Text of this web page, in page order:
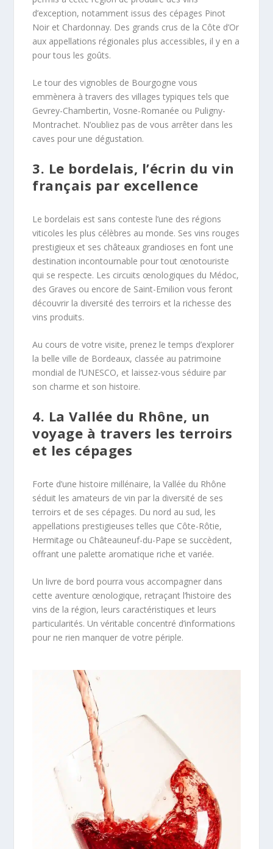
d’exception, notamment issus des cépages Pinot
Noir et Chardonnay. Des grands crus de la Côte d’Or
aux appellations régionales plus accessibles, il y en a
pour tous les goûts.
Le tour des vignobles de Bourgogne vous
emmènera à travers des villages typiques tels que
Gevrey-Chambertin, Vosne-Romanée ou Puligny-
Montrachet. N’oubliez pas de vous arrêter dans les
caves pour une dégustation.
3. Le bordelais, l’écrin du vin
français par excellence
Le bordelais est sans conteste l’une des régions
viticoles les plus célèbres au monde. Ses vins rouges
prestigieux et ses châteaux grandioses en font une
destination incontournable pour tout œnotouriste
qui se respecte. Les circuits œnologiques du Médoc,
des Graves ou encore de Saint-Emilion vous feront
découvrir la diversité des terroirs et la richesse des
vins produits.
Au cours de votre visite, prenez le temps d’explorer
la belle ville de Bordeaux, classée au patrimoine
mondial de l’UNESCO, et laissez-vous séduire par
son charme et son histoire.
4. La Vallée du Rhône, un
voyage à travers les terroirs
et les cépages
Forte d’une histoire millénaire, la Vallée du Rhône
séduit les amateurs de vin par la diversité de ses
terroirs et de ses cépages. Du nord au sud, les
appellations prestigieuses telles que Côte-Rôtie,
Hermitage ou Châteauneuf-du-Pape se succèdent,
offrant une palette aromatique riche et variée.
Un livre de bord pourra vous accompagner dans
cette aventure œnologique, retraçant l’histoire des
vins de la région, leurs caractéristiques et leurs
particularités. Un véritable concentré d’informations
pour ne rien manquer de votre périple.